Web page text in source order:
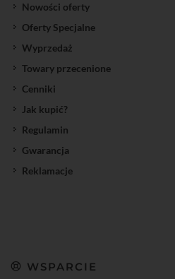
Nowości oferty
Oferty Specjalne
Wyprzedaż
Towary przecenione
Cenniki
Jak kupić?
Regulamin
Gwarancja
Reklamacje
WSPARCIE